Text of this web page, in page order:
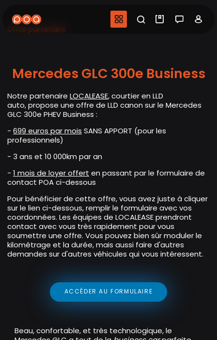
au
contenu
Navigation
Recherche
Mes
Offre partenaire
Mercedes GLC 300e Business
Notre partenaire LOCALEASE, courtier en LLD
auto,propose une offre de LLD canon sur le Mercedes
GLC 300e PHEV Business :
- 699 euros par mois SANS APPORT (pour les
professionnels)
- 3 ans et 10 000km par an
- 1 mois de loyer offert en passant par le formulaire de
contact POA ci-dessous
Pour bénéficier de cette offre, vous avez juste à cliquer
sur le lien ci-dessous, remplir le formulaire avec vos
coordonnées. Les équipes de LOCALEASE prendront
contact avec vous très rapidement pour vous
soumettre une offre. Vous pouvez bien sûr moduler le
kilométrage et la durée, mais aussi faire d'autres
demandes sur d'autres véhicules qui vous intéressent.
ACCÉDER AU FORMULAIRE
Beau, confortable, et très technologique, le